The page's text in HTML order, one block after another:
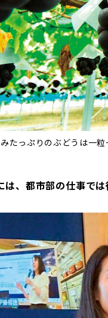
たっぷりのぶどうは一粒
は、都市部の仕事で